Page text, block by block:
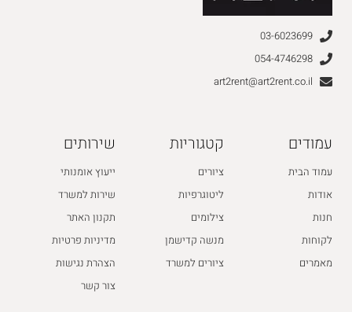
03-6023699
054-4746298
art2rent@art2rent.co.il
עמודים
עמוד הבית
אודות
חנות
לקוחות
מאמרים
קטגוריות
ציורים
ליטוגרפיות
צילומים
מנשה קדישמן
ציורים למשרד
שירותים
ייעוץ אומנותי
שירות למשרד
תקנון האתר
מדיניות פרטיות
הצהרת נגישות
צור קשר